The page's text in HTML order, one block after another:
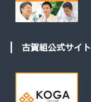
古賀組公式サイト